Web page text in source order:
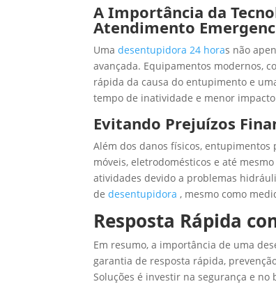
A Importância da
Atendimento
Umadesentupidora 24 horas não
avançada. Equipamentos modernos,
rápida da causa do entupimento e
tempo de inatividade e menor
Evitando Prejuízos
Além dos danos físicos,
móveis, eletrodomésticos e até
atividades devido a problemas
dedesentupidora , mesmo como
Resposta Rápida
Em resumo, a importância de uma
garantia de resposta rápida,
Soluções é investir na segurança e